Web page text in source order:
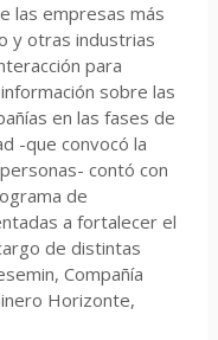
las empresas más
y otras industrias
para
sobre las
en las fases de
-que convocó la
contó con
de
a fortalecer el
de distintas
Compañía
Horizonte,